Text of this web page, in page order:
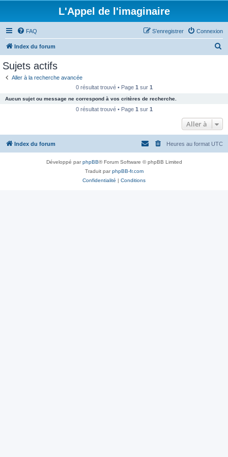
L'Appel de l'imaginaire
FAQ Connexion
S’enregistrer
Index du forum
c
e
Sujets actifs
Aller à la recherche avancée
0 résultat trouvé • Page 1 sur 1
Aucun sujet ou message ne correspond à vos critères de recherche.
0 résultat trouvé • Page 1 sur 1
Aller à
Index du forum Heures au format UTC
Développé parphpBB® Forum Software © phpBB Limited
Traduit parphpBB-fr.com
Confidentialité | Conditions